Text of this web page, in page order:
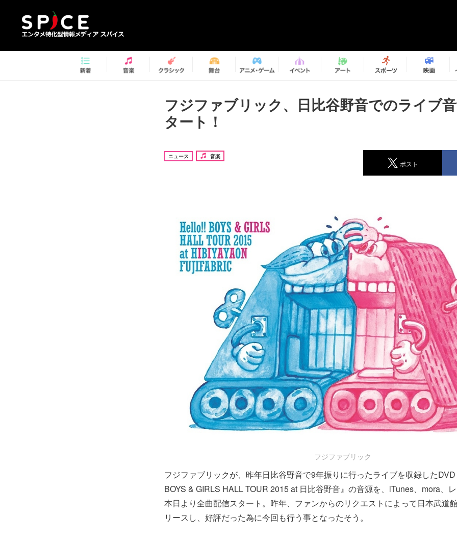
フジファブリック、日比谷野音でのライブ
タート！
ニュース 音楽
ポスト
フジファブリック
フジファブリックが、昨年日比谷野音で9年振りに行ったライブを収録した
BOYS & GIRLS HALL TOUR 2015 at 日比谷野音』の音源を、iTunes、mora、
本日より全曲配信スタート。昨年、ファンからのリクエストによって日本武道
リースし、好評だった為に今回も行う事となったそう。